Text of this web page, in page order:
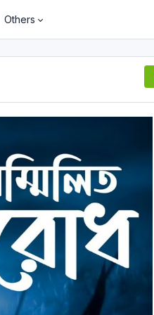
Others